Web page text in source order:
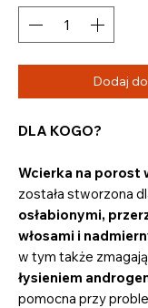
Dodaj
DLA KOGO?
Wcierka na porost
została stworzona
osłabionymi,
włosami i
w tym także
łysieniem
pomocna przy